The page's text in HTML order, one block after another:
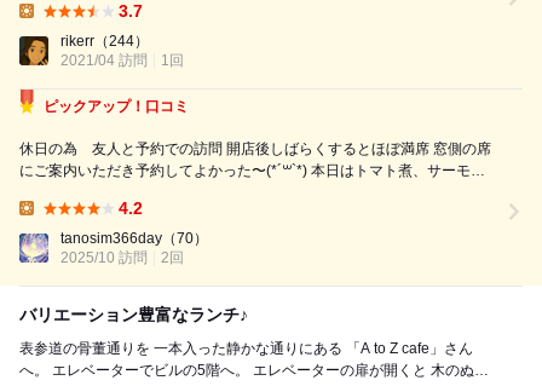
ち時間も長そうなので 予約はマストでされた方がいいと思います。 テラ
ス席を取っており、ビルの階段を上がって屋上へ。 カラフルな椅子が置
3.7
rikerr （244）
2021/04 訪問
1回
ピックアップ！口コミ
休日の為 友人と予約での訪問 開店後しばらくするとほぼ満席 窓側の席
にご案内いただき予約してよかった〜(*´꒳`*) 本日はトマト煮、サーモン
4.2
tanosim366day （70）
2025/10 訪問
2回
バリエーション豊富なランチ♪
表参道の骨董通りを 一本入った静かな通りにある 「A to Z cafe」さん
へ。 エレベーターでビルの5階へ。 エレベーターの扉が開くと 木のぬく